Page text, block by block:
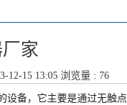
家
12-15 13:05 浏览量 : 76
设备，它主要是通过无触点